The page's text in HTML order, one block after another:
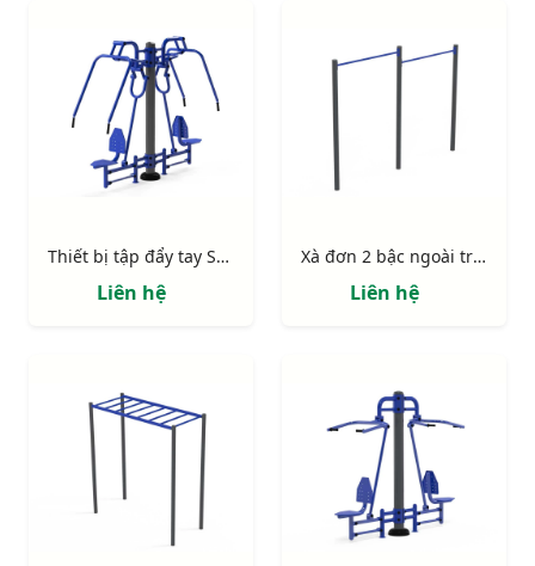
Thiết bị tập đẩy tay S80017
Liên hệ
Xà đơn 2 bậc ngoài trời chôn cố định S80016
Liên hệ